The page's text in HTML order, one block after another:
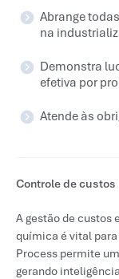
Abrange
na
Demonstra
efetiva por
Atende às
Controle de
A gestão de custos
química é vital
Process permite
gerando